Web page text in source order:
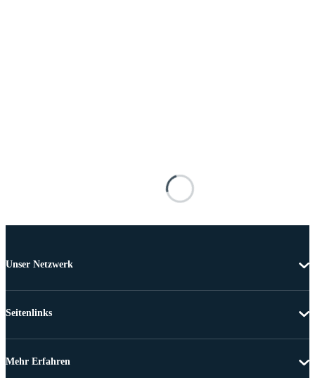
Unser Netzwerk
Seitenlinks
Mehr Erfahren